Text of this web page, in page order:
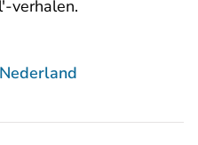
verhalen.